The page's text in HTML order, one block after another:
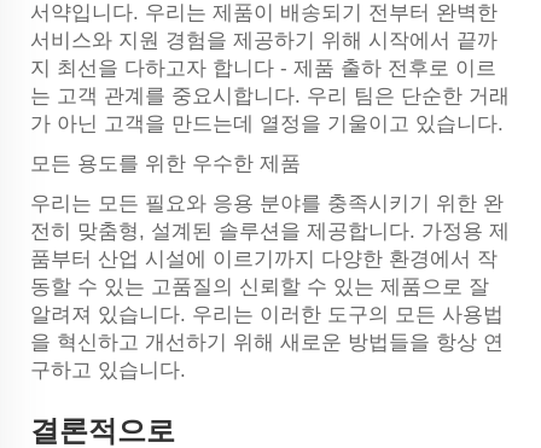
서약입니다. 우리는 제품이 배송되기 전부터 완벽한
서비스와 지원 경험을 제공하기 위해 시작에서 끝까
지 최선을 다하고자 합니다 - 제품 출하 전후로 이르
는 고객 관계를 중요시합니다. 우리 팀은 단순한 거래
가 아닌 고객을 만드는데 열정을 기울이고 있습니다.
모든 용도를 위한 우수한 제품
우리는 모든 필요와 응용 분야를 충족시키기 위한 완
전히 맞춤형, 설계된 솔루션을 제공합니다. 가정용 제
품부터 산업 시설에 이르기까지 다양한 환경에서 작
동할 수 있는 고품질의 신뢰할 수 있는 제품으로 잘
알려져 있습니다. 우리는 이러한 도구의 모든 사용법
을 혁신하고 개선하기 위해 새로운 방법들을 항상 연
구하고 있습니다.
결론적으로